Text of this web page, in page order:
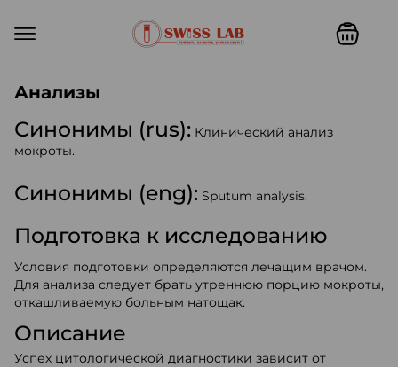
Анализы
Синонимы (rus): Клинический анализ
мокроты.
Синонимы (eng): Sputum analysis.
Подготовка к исследованию
Условия подготовки определяются лечащим врачом.
Для анализа следует брать утреннюю порцию мокроты,
откашливаемую больным натощак.
Описание
Успех цитологической диагностики зависит от